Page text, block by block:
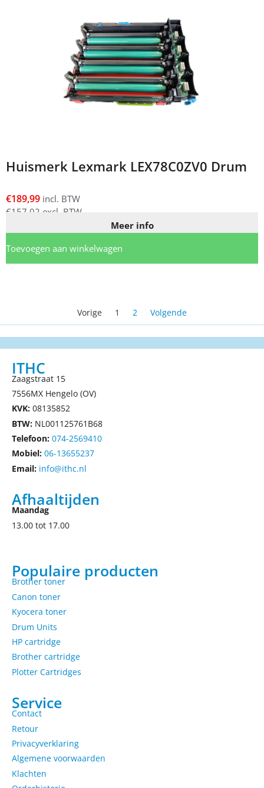
Huismerk Lexmark LEX78C0ZV0 Drum
€189,99 incl. BTW
€157,02 excl. BTW
Meer info
Toevoegen aan winkelwagen
Vorige 1 2 Volgende
ITHC
Zaagstraat 15
7556MX Hengelo (OV)
KVK: 08135852
BTW: NL001125761B68
Telefoon: 074-2569410
Mobiel: 06-13655237
Email: info@ithc.nl
Afhaaltijden
Maandag
13.00 tot 17.00
Populaire producten
Brother toner
Canon toner
Kyocera toner
Drum Units
HP cartridge
Brother cartridge
Plotter Cartridges
Service
Contact
Retour
Privacyverklaring
Algemene voorwaarden
Klachten